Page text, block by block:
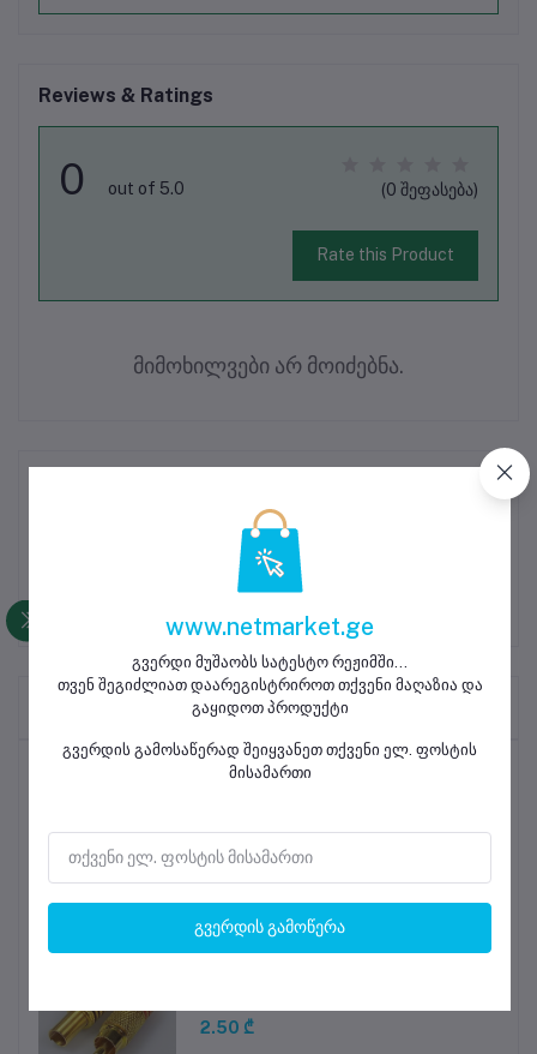
Reviews & Ratings
0 out of 5.0 (0 შეფასება)
Rate this Product
მიმოხილვები არ მოიძებნა.
Frequently Brought Products
ყველაზე გაყიდვადი პროდუქტები
საწმენდი სალფეთქი
0.35 ₾
2.50 ₾
www.netmarket.ge
გვერდი მუშაობს სატესტო რეჟიმში...
თვენ შეგიძლიათ დაარეგისტრიროთ თქვენი მაღაზია და
გაყიდოთ პროდუქტი
გვერდის გამოსაწერად შეიყვანეთ თქვენი ელ. ფოსტის
მისამართი
გვერდის გამოწერა